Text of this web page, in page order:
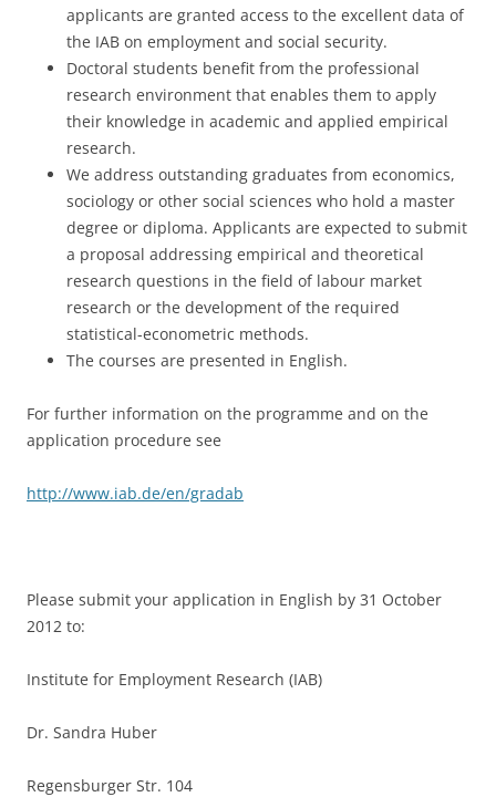
applicants are granted access to the excellent data of
the IAB on employment and social security.
Doctoral students benefit from the professional
research environment that enables them to apply
their knowledge in academic and applied empirical
research.
We address outstanding graduates from economics,
sociology or other social sciences who hold a master
degree or diploma. Applicants are expected to submit
a proposal addressing empirical and theoretical
research questions in the field of labour market
research or the development of the required
statistical-econometric methods.
The courses are presented in English.
For further information on the programme and on the
application procedure see
http://www.iab.de/en/gradab
Please submit your application in English by 31 October
2012 to:
Institute for Employment Research (IAB)
Dr. Sandra Huber
Regensburger Str. 104